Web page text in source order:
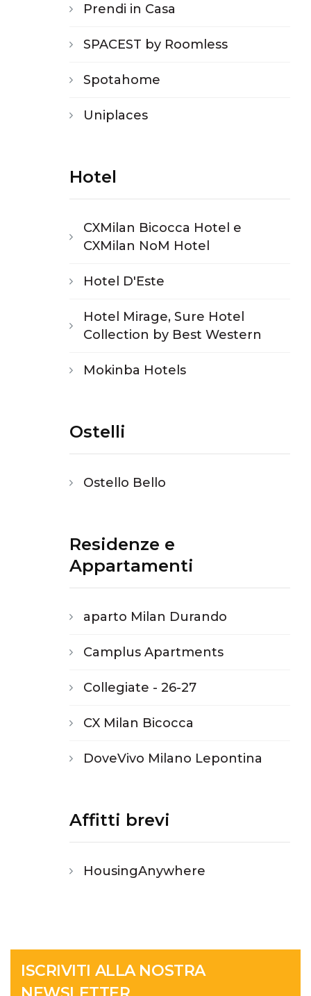
Prendi in Casa
SPACEST by Roomless
Spotahome
Uniplaces
Hotel
CXMilan Bicocca Hotel e
CXMilan NoM Hotel
Hotel D'Este
Hotel Mirage, Sure Hotel
Collection by Best Western
Mokinba Hotels
Ostelli
Ostello Bello
Residenze e
Appartamenti
aparto Milan Durando
Camplus Apartments
Collegiate - 26-27
CX Milan Bicocca
DoveVivo Milano Lepontina
Affitti brevi
HousingAnywhere
ISCRIVITI ALLA NOSTRA